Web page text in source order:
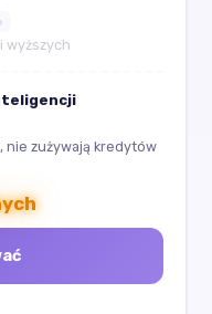
wyższych
nie zużywają kredytów